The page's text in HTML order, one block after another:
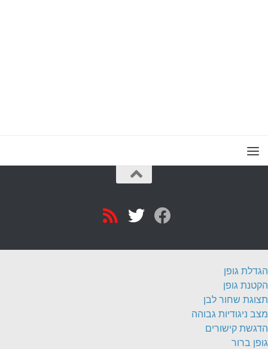
הגדלת גופן
הקטנת גופן
תצוגת שחור לבן
מצב ניגודיות גבוהה
הדגשת קישורים
גופן ברור